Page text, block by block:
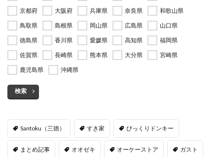
京都府
大阪府 兵庫県 奈良県
和歌山県
鳥取県
島根県 岡山県 広島県
山口県
徳島県
香川県 愛媛県 高知県
福岡県
佐賀県
長崎県 熊本県 大分県
宮崎県
鹿児島県
沖縄県
検索
Santoku（三徳） すき家 びっくりドンキー
まとめ記事 オオゼキ オーケーストア ガスト